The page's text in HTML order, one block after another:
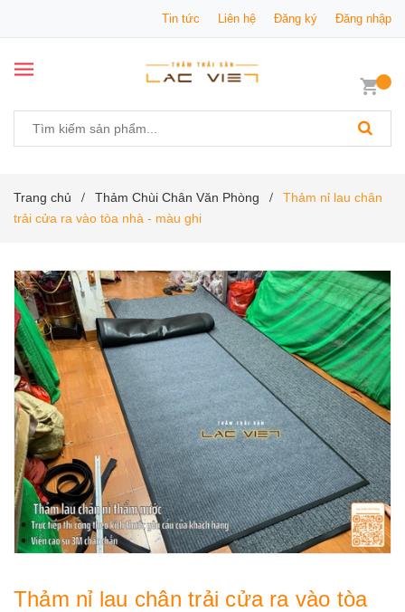
Tin tức Liên hệ Đăng ký Đăng nhập
Trang chủ / Thảm Chùi Chân Văn Phòng /
Thảm nỉ lau chân
trải cửa ra vào tòa nhà - màu ghi
Thảm nỉ lau chân trải cửa ra vào tòa